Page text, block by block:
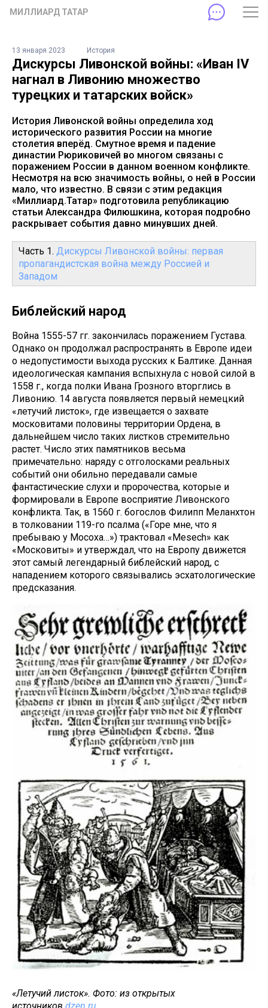
МИЛЛИАРД ТАТАР
13 января 2023 История
Дискурсы Ливонской войны: «Иван IV
нагнал в Ливонию множество
турецких и татарских войск»
История Ливонской войны определила ход
исторического развития России на многие
столетия вперёд. Смутное время и падение
династии Рюриковичей во многом связаны с
поражением России в данном военном конфликте.
Несмотря на всю значимость войны, о ней в России
мало, что известно. В связи с этим редакция
«Миллиард.Татар» подготовила републикацию
статьи Александра Филюшкина, которая подробно
раскрывает события давно минувших дней.
Часть 1. Дискурсы Ливонской войны: первая
пропагандистская война между Россией и
Западом
Библейский народ
Война 1555-57 гг. закончилась поражением Густава.
Однако он продолжал распространять в Европе идеи
о недопустимости выхода русских к Балтике. Данная
идеологическая кампания вспыхнула с новой силой в
1558 г., когда полки Ивана Грозного вторглись в
Ливонию. 14 августа появляется первый немецкий
«летучий листок», где извещается о захвате
московитами половины территории Ордена, в
дальнейшем число таких листков стремительно
растет. Число этих памятников весьма
примечательно: наряду с отголосками реальных
событий они обильно передавали самые
фантастические слухи и пророчества, которые и
формировали в Европе восприятие Ливонского
конфликта. Так, в 1560 г. богослов Филипп Меланхтон
в толковании 119-го псалма («Горе мне, что я
пребываю у Мосоха…») трактовал «Mesech» как
«Московиты» и утверждал, что на Европу движется
этот самый легендарный библейский народ, с
нападением которого связывались эсхатологические
предсказания.
«Летучий листок». Фото: из открытых
источников dzen.ru